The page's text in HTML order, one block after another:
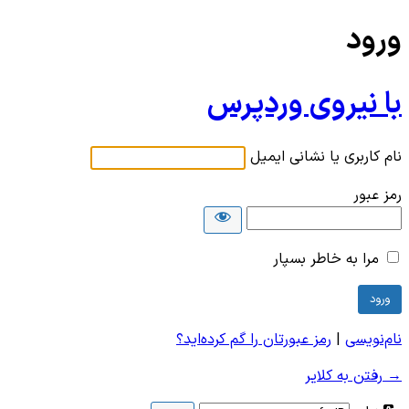
ورود
با نیروی وردپرس
نام کاربری یا نشانی ایمیل
رمز عبور
مرا به خاطر بسپار
نام‌نویسی | رمز عبورتان را گم کرده‌اید؟
→ رفتن به کلایر